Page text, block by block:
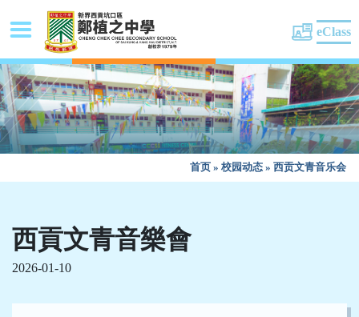
eClass
首页 » 校园动态 » 西贡文青音乐会
西貢文青音樂會
2026-01-10